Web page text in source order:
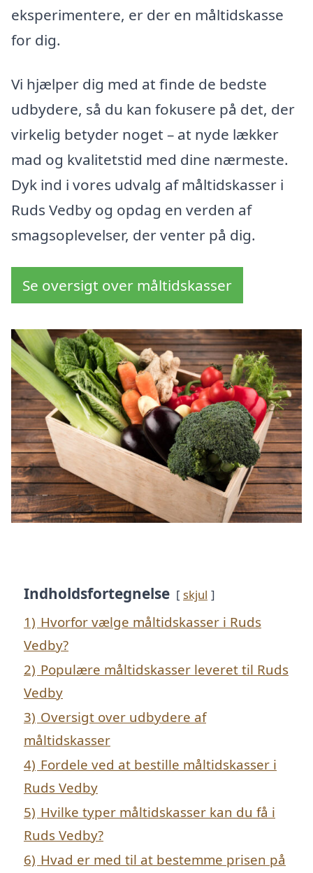
eksperimentere, er der en måltidskasse
for dig.
Vi hjælper dig med at finde de bedste
udbydere, så du kan fokusere på det, der
virkelig betyder noget – at nyde lækker
mad og kvalitetstid med dine nærmeste.
Dyk ind i vores udvalg af måltidskasser i
Ruds Vedby og opdag en verden af
smagsoplevelser, der venter på dig.
Se oversigt over måltidskasser
Indholdsfortegnelse skjul
1) Hvorfor vælge måltidskasser i Ruds
Vedby?
2) Populære måltidskasser leveret til Ruds
Vedby
3) Oversigt over udbydere af
måltidskasser
4) Fordele ved at bestille måltidskasser i
Ruds Vedby
5) Hvilke typer måltidskasser kan du få i
Ruds Vedby?
6) Hvad er med til at bestemme prisen på